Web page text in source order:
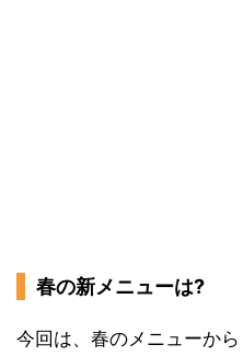
春の新メニューは?
今回は、春のメニューか